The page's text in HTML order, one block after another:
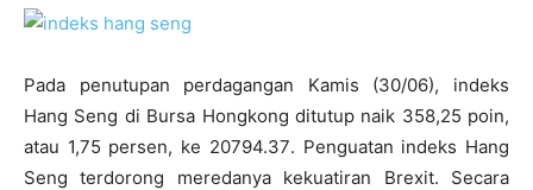
Pada penutupan perdagangan Kamis (30/06), indeks
Hang Seng di Bursa Hongkong ditutup naik 358,25 poin,
atau 1,75 persen, ke 20794.37. Penguatan indeks Hang
Seng terdorong meredanya kekuatiran Brexit. Secara